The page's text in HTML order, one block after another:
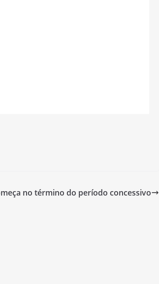
no término do período concessivo